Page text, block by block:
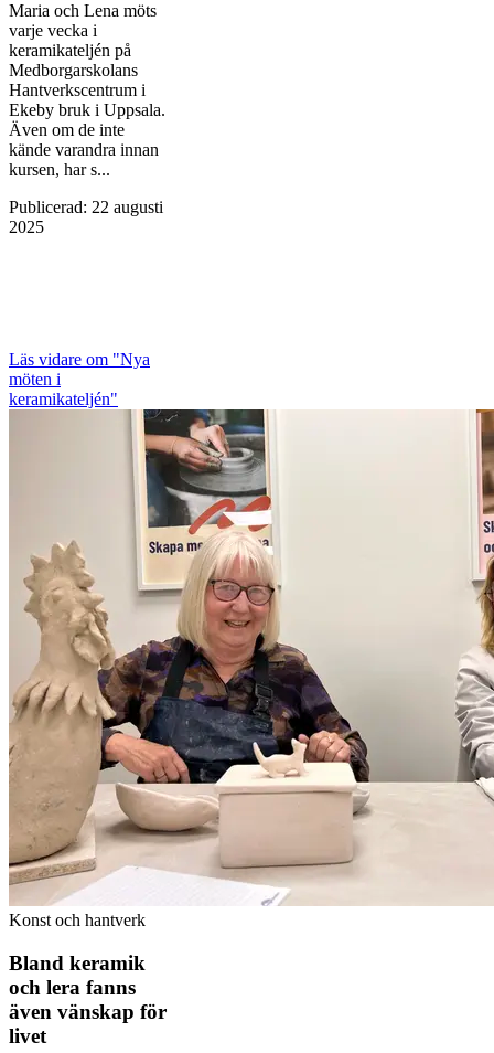
Maria och Lena möts
varje vecka i
keramikateljén på
Medborgarskolans
Hantverkscentrum i
Ekeby bruk i Uppsala.
Även om de inte
kände varandra innan
kursen, har s...
Publicerad: 22 augusti
2025
Läs vidare om "Nya
möten i
keramikateljén"
Konst och hantverk
Bland keramik
och lera fanns
även vänskap för
livet